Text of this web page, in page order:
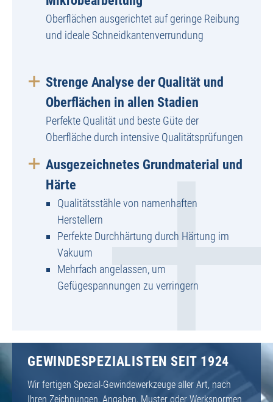
Oberflächen ausgerichtet auf geringe Reibung
und ideale Schneidkantenverrundung
Strenge Analyse der Qualität und
Oberflächen in allen Stadien
Perfekte Qualität und beste Güte der
Oberfläche durch intensive Qualitätsprüfungen
Ausgezeichnetes Grundmaterial und
Härte
Qualitätsstähle von namenhaften
Herstellern
Perfekte Durchhärtung durch Härtung im
Vakuum
Mehrfach angelassen, um
Gefügespannungen zu verringern
GEWINDESPEZIALISTEN SEIT 1924
Wir fertigen Spezial-Gewindewerkzeuge aller Art, nach
Ihren Zeichnungen, Angaben, Muster oder Werksnormen.